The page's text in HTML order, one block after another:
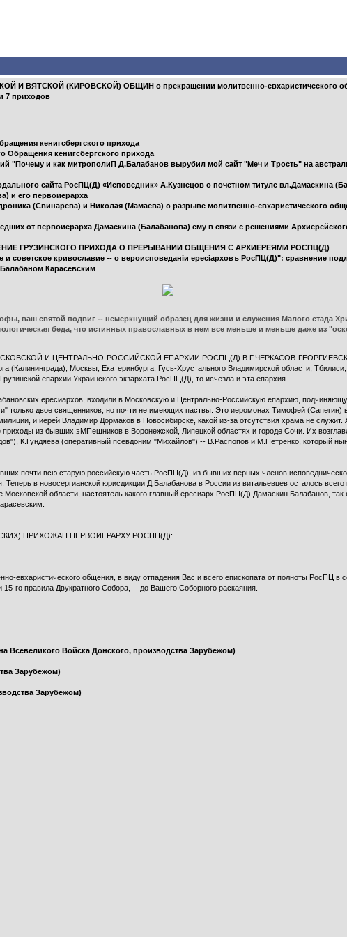
И ВЯТСКОЙ (КИРОВСКОЙ) ОБЩИН о прекращении молитвенно-евхаристического
7 приходов
кенигсбергского прихода
кенигсбергского прихода
"Почему и как митрополиП Д.Балабанов вырубил мой сайт "Меч и Трость" на
сайта РосПЦ(Д) «Исповедник» А.Кузнецов о почетном титуле вл.Дамаскина
и его первоиерарха
(Свинарева) и Николая (Мамаева) о разрыве молитвенно-евхаристического
от первоиерарха Дамаскина (Балабанова) ему в связи с решениями
ГРУЗИНСКОГО ПРИХОДА О ПРЕРЫВАНИИ ОБЩЕНИЯ С АРХИЕРЕЯМИ РОСПЦ(Д)
кривославие -- о вероисповеданіи ересіарховъ РосПЦ(Д)": сравнение
Карасевским
ваш святой подвиг -- немеркнущий образец для жизни и служения Малого стада
беда, что истинных православных в нем все меньше и меньше даже из
И ЦЕНТРАЛЬНО-РОССИЙСКОЙ ЕПАРХИИ РОСПЦ(Д) В.Г.ЧЕРКАСОВ-
(Калининграда), Москвы, Екатеринбурга, Гусь-Хрустального Владимирской области,
епархии Украинского экзархата РосПЦ(Д), то исчезла и эта епархия.
ересиархов, входили в Московскую и Центрально-Российскую епархию,
только двое священников, но почти не имеющих паствы. Это иеромонах Тимофей (Сапегин)
и иерей Владимир Дормаков в Новосибирске, какой из-за отсутствия храма не
из бывших эМПешников в Воронежской, Липецкой областях и городе Сочи. Их
К.Гундяева (оперативный псевдоним "Михайлов") -- В.Распопов и М.Петренко, который
почти всю старую российскую часть РосПЦ(Д), из бывших верных членов
в новосергианской юрисдикции Д.Балабанова в России из витальевцев осталось всего
Московской области, настоятель какого главный ересиарх РосПЦ(Д) Дамаскин Балабанов,
ПРИХОЖАН ПЕРВОИЕРАРХУ РОСПЦ(Д):
евхаристического общения, в виду отпадения Вас и всего епископата от полноты РосПЦ в
го правила Двукратного Собора, -- до Вашего Соборного раскаяния.
Войска Донского, производства Зарубежом)
Зарубежом)
Зарубежом)